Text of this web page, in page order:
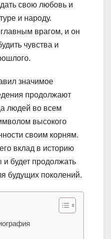
свою любовь и
и народу.
врагом, и он
чувства и
значимое
продолжают
людей во всем
высокого
своим корням.
вклад в историю
и будет продолжать
будущих поколений.